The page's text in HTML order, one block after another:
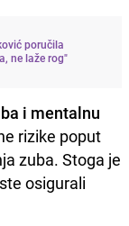
poručila
ne laže rog"
i mentalnu
rizike poput
zuba. Stoga je
osigurali